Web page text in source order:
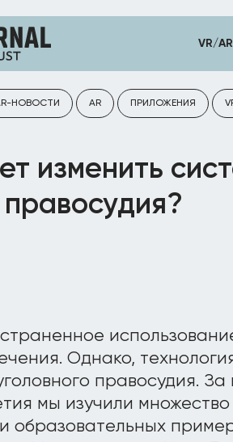
VR/
НОВОСТИ AR ПРИЛОЖЕНИЯ
изменить
правосудия?
Однако,
правосудия.
мы изучили
образовательных